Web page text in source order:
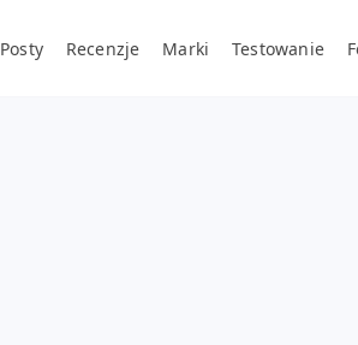
Posty Recenzje Marki Testowanie